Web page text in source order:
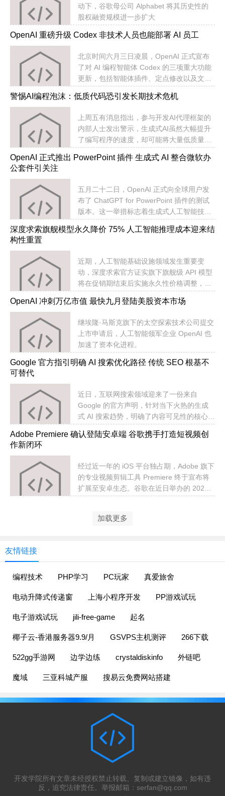
动下，谷歌母公司 Alphabet 将其历史性的
股权融资规模进一步扩大
OpenAI 重磅升级 Codex 非技术人员也能部署 AI 员工
​北京时间六月三日凌晨，OpenAI 正式宣布
了对 AI 编程智能体 Codex 的三项重大功能
更新，包括智能体插件、定点修改以及文档
警惕AI编程泡沫：低质代码恐引发长期技术危机
上周五有消息指出，参与开发AI代理框架的
内部人士发出警示，生成式AI虽然大幅提升
了编写程序的速度，却可能将大量低质量的
严重的技术隐患。
OpenAI 正式推出 PowerPoint 插件 生成式 AI 整合微软办
公套件引关注
五月二十二日，OpenAI 正式向全球用户发
布了 ChatGPT for PowerPoint 插件的测试
版本。这一举措标志着生成式人工智能技术
深度求索旗舰模型永久降价 75% 人工智能推理成本迎来结
构性重置
近期，人工智能基础设施领域发生重要变
动，深度求索官方证实旗下旗舰级 API 模型
将在促销期结束后实施永久性价格调整，幅
OpenAI 冲刺万亿市值 最快九月登陆美股资本市场
继埃隆·马斯克旗下的太空探索技术公司提交
上市申请后，人工智能领军企业 OpenAI 也
加速了资本化进程。
Google 官方指引明确 AI 搜索优化路径 传统 SEO 根基不
可替代
​近日，互联网搜索领域迎来了一份来自
Google 的官方声明，针对当下火热的生成
式 AI 搜索趋势，明确了内容可见性的核心逻
Adobe Premiere 确认登陆安卓端 谷歌携手打造短视频创
作新闭环
经过近一年的 iOS 平台独占期，Adobe 旗下
的专业视频剪辑工具 Premiere 终于宣布将
扩展至安卓生态。谷歌在近日举办的 2026
加载更多
友情链接
编程技术 PHP学习 PC玩家 真爱旅舍
电动升降式传递窗 上海小程序开发 PP游戏试玩
电子游戏试玩 jili-free-game 起名
椰子云-香港服务器9.9/月 GSVPS主机测评 266下载
522gg手游网 边学边练 crystaldiskinfo 外链吧
魔域 三亚科城产服 搜易云免费网站搭建
开发学院所有文章未经授权禁止转载、复制或建立镜像，如有违
反，追究法律责任。举报邮箱： serfan@qq.com